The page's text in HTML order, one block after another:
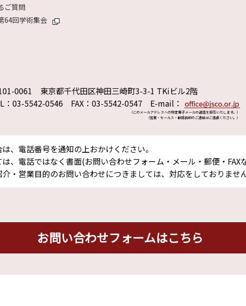
ご質問
64回学術集会
0061 東京都千代田区神田三崎町3-3-1 TKiビル2階
：03-5542-0546 FAX：03-5542-0547 E-mail：
（このメールアドレスへの特定電子メールの送信を拒否いたします。）
（営業・セールス・勧誘目的のご連絡はご遠慮ください。）
、電話番号を通知の上おかけください。
、電話ではなく書面(お問い合わせフォーム・メール・郵便・FAX
・営業目的のお問い合わせにつきましては、対応をしておりませ
お問い合わせフォームはこちら